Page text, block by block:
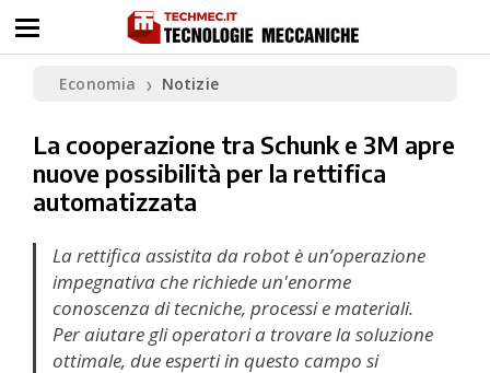
Economia ❯ Notizie
La cooperazione tra Schunk e 3M apre
nuove possibilità per la rettifica
automatizzata
La rettifica assistita da robot è un’operazione
impegnativa che richiede un'enorme
conoscenza di tecniche, processi e materiali.
Per aiutare gli operatori a trovare la soluzione
ottimale, due esperti in questo campo si